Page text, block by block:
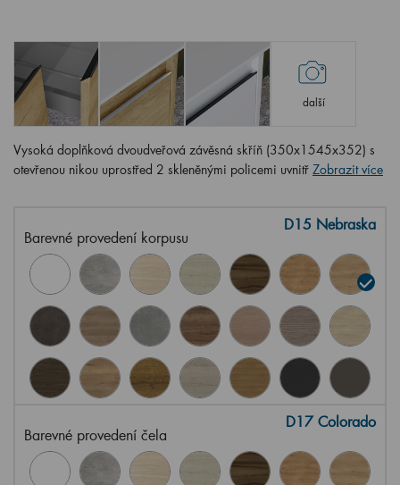
další
Vysoká doplňková dvoudveřová závěsná skříň (350x1545x352) s
otevřenou nikou uprostřed 2 skleněnými policemi uvnitř Zobrazit více
Barevné provedení korpusu
D15 Nebraska
Barevné provedení čela
D17 Colorado